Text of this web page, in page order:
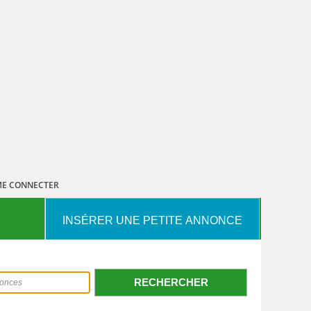
CONNECTER
INSÉRER UNE PETITE ANNONCE
RECHERCHER